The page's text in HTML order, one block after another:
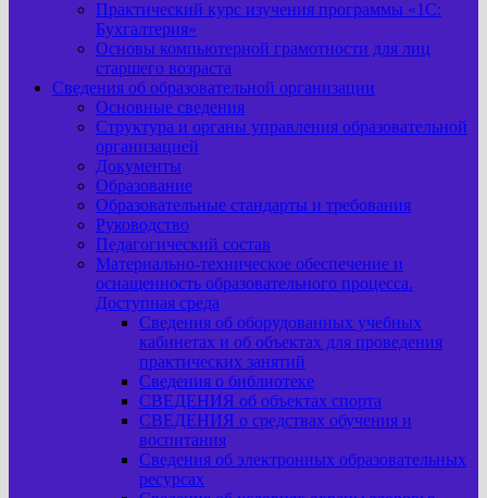
Практический курс изучения программы «1С:
Бухгалтерия»
Основы компьютерной грамотности для лиц
старшего возраста
Сведения об образовательной организации
Основные сведения
Структура и органы управления образовательной
организацией
Документы
Образование
Образовательные стандарты и требования
Руководство
Педагогический состав
Материально-техническое обеспечение и
оснащенность образовательного процесса.
Доступная среда
Сведения об оборудованных учебных
кабинетах и об объектах для проведения
практических занятий
Сведения о библиотеке
СВЕДЕНИЯ об объектах спорта
СВЕДЕНИЯ о средствах обучения и
воспитания
Сведения об электронных образовательных
ресурсах